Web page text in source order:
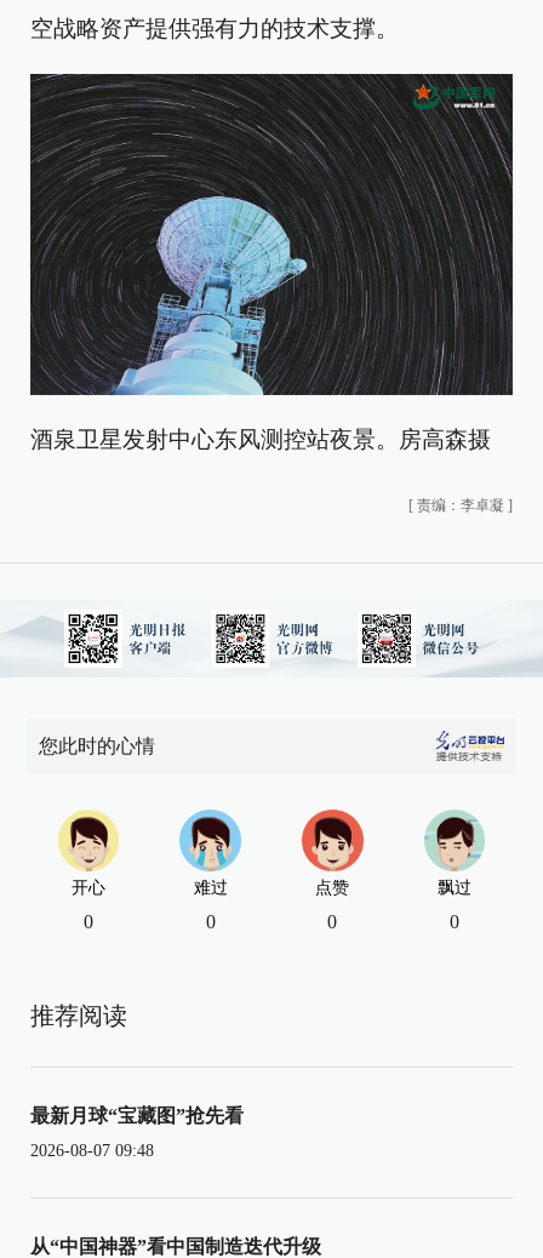
空战略资产提供强有力的技术支撑。
酒泉卫星发射中心东风测控站夜景。房高森摄
[ 责编：李卓凝 ]
您此时的心情
开心
0
难过
0
点赞
0
飘过
0
推荐阅读
最新月球“宝藏图”抢先看
2026-08-07 09:48
从“中国神器”看中国制造迭代升级